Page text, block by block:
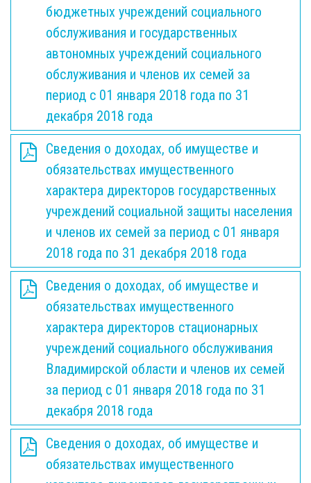
бюджетных учреждений социального
обслуживания и государственных
автономных учреждений социального
обслуживания и членов их семей за
период с 01 января 2018 года по 31
декабря 2018 года
Сведения о доходах, об имуществе и
обязательствах имущественного
характера директоров государственных
учреждений социальной защиты населения
и членов их семей за период с 01 января
2018 года по 31 декабря 2018 года
Сведения о доходах, об имуществе и
обязательствах имущественного
характера директоров стационарных
учреждений социального обслуживания
Владимирской области и членов их семей
за период с 01 января 2018 года по 31
декабря 2018 года
Сведения о доходах, об имуществе и
обязательствах имущественного